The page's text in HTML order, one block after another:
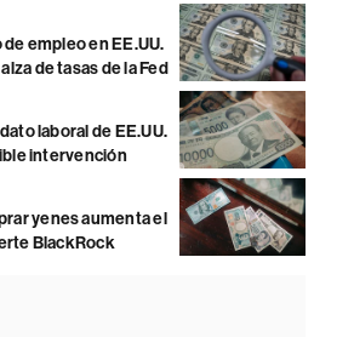
empleo en EE.UU.
de tasas de la Fed
laboral de EE.UU.
intervención
yenes aumenta el
BlackRock